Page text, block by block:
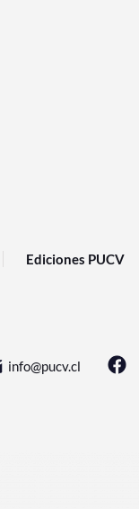
Ediciones PUCV
info@pucv.cl